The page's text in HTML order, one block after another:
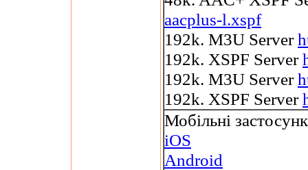
aacplus-l.xspf
192k. M3U Server
192k. XSPF Server
192k. M3U Server
192k. XSPF Server
Мобільні
iOS
Android